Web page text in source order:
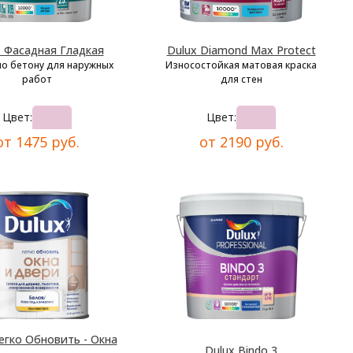
Фасадная Гладкая
бетону для наружных
работ
Цвет:
1475 руб.
Dulux Diamond Max Protect
Износостойкая матовая краска
для стен
Цвет:
от 2190 руб.
Обновить - Окна